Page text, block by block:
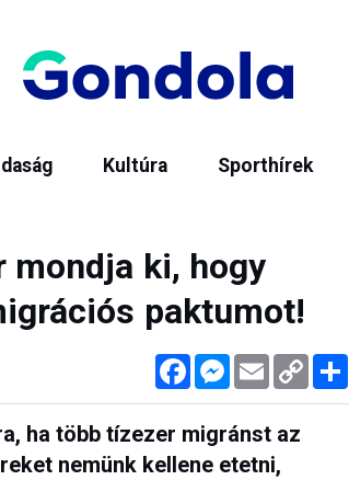
Kultúra Sporthírek
mondja ki, hogy
paktumot!
FacebookMessenger
Email Copy
Link
ha több tízezer migránst az
nemünk kellene etetni,